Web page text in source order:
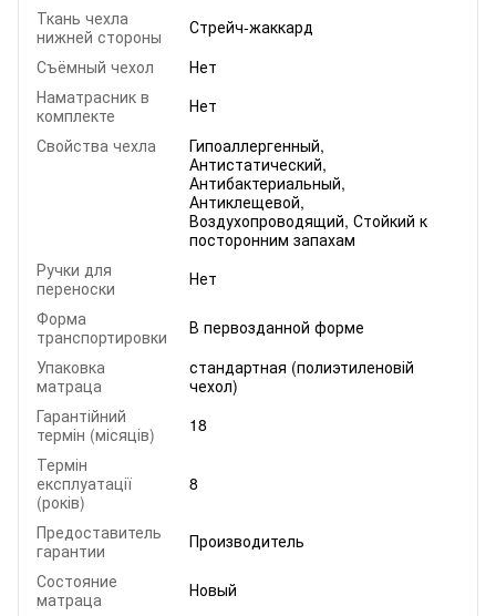
Ткань чехла
нижней стороны
Стрейч-жаккард
Съёмный чехол
Нет
Наматрасник в
комплекте
Нет
Свойства чехла
Гипоаллергенный,
Антистатический,
Антибактериальный,
Антиклещевой,
Воздухопроводящий, Стойкий к
посторонним запахам
Ручки для
переноски
Нет
Форма
транспортировки
В первозданной форме
Упаковка
матраца
стандартная (полиэтиленовій
чехол)
Гарантійний
термін (місяців)
18
Термін
експлуатації
(років)
8
Предоставитель
гарантии
Производитель
Состояние
матраца
Новый